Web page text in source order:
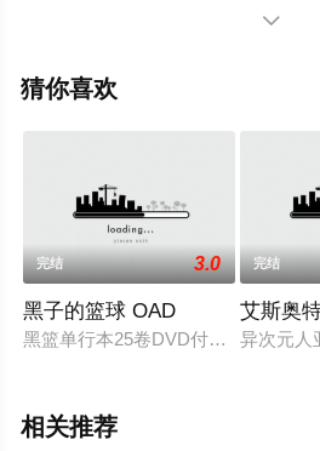
淳弥,内田真礼,石川由依,木村良平,
员精彩演绎的日本动漫，大结局剧
影院，更多相关信息可移步至豆

猜你喜欢
完结 3.0
黑子的篮球 OAD
黑篮单行本25卷DVD付限定版OVA
完结
艾斯奥
异次元人
相关推荐